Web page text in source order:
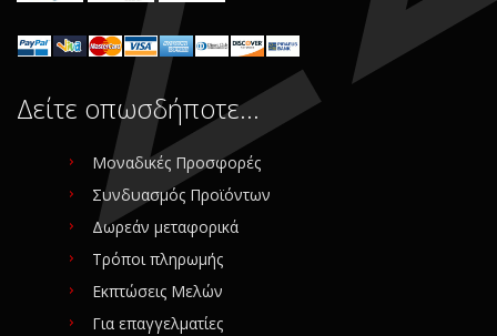
Δείτε οπωσδήποτε…
Μοναδικές Προσφορές
Συνδυασμός Προϊόντων
Δωρεάν μεταφορικά
Τρόποι πληρωμής
Εκπτώσεις Μελών
Για επαγγελματίες